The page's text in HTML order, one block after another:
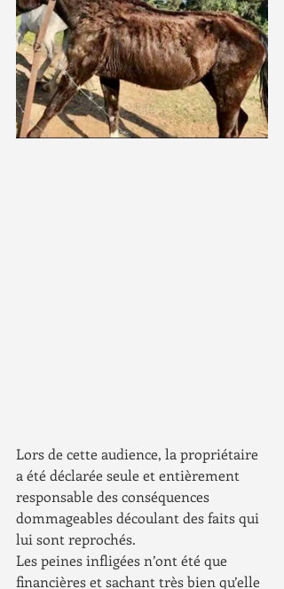
Lors de cette audience, la propriétaire
a été déclarée seule et entièrement
responsable des conséquences
dommageables découlant des faits qui
lui sont reprochés.
Les peines infligées n’ont été que
financières et sachant très bien qu’elle